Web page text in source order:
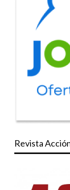
Revista